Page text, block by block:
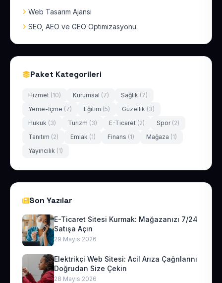
Web Tasarım Ajansı
SEO, AEO ve GEO Optimizasyonu
Paket Kategorileri
Hizmet (10) Kurumsal (7) Sağlık (7)
Yeme-İçme (7) Eğitim (5) Güzellik (3)
Hukuk (3) Turizm (3) E-Ticaret (2) Spor (2)
Tanıtım (2) Emlak (1) Finans (1) Mağaza (1)
Yayıncılık (1)
Son Yazılar
E-Ticaret Sitesi Kurmak: Mağazanızı 7/24
Satışa Açın
29 Mayıs 2026
Elektrikçi Web Sitesi: Acil Arıza Çağrılarını
Doğrudan Size Çekin
28 Mayıs 2026